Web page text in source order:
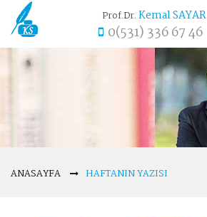
Prof.Dr.Kemal SAYAR
0(531) 336 67 46
ANASAYFA HAFTANIN YAZISI